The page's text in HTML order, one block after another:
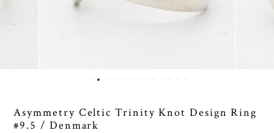
Asymmetry Celtic Trinity Knot Design Ring
#9.5 / Denmark